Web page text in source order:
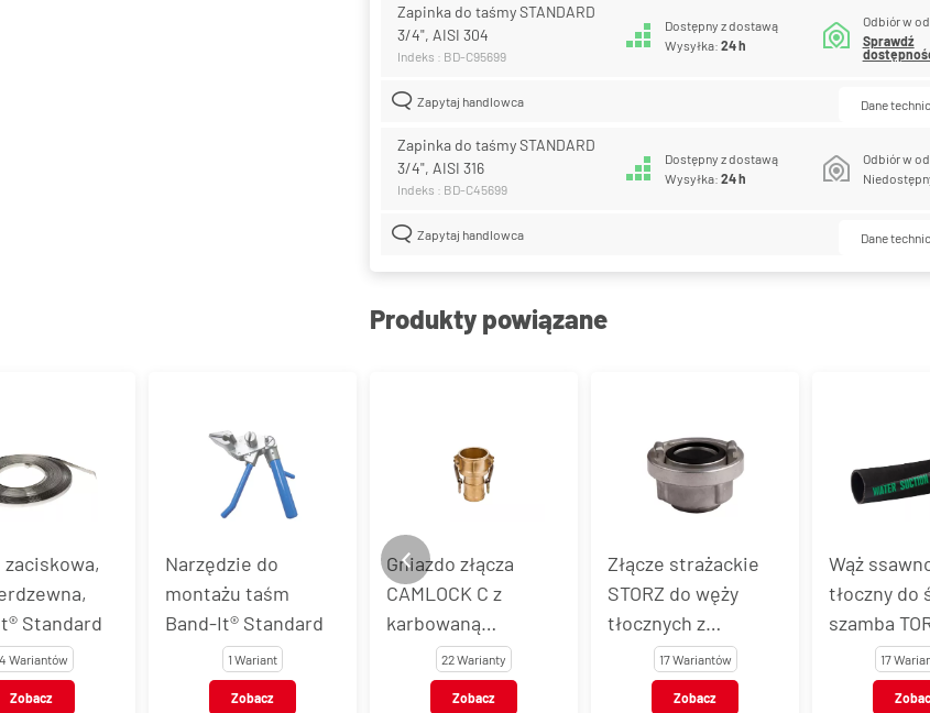
Zapinka do taśmy STANDARD
3/4", AISI 304
Indeks : BD-C95699
Dostępny z dostawą
Wysyłka:24 h
Odbiór w
Sprawdź
Zapytaj handlowca Dane
Zapinka do taśmy STANDARD
3/4", AISI 316
Indeks : BD-C45699
Dostępny z dostawą
Wysyłka:24 h
Odbiór w
Zapytaj handlowca Dane
Produkty powiązane
zaciskowa,
Standard
Wariantów
Zobacz
Narzędzie do
montażu taśm
Band-It® Standard
1 Wariant
Zobacz
Gniazdo złącza
CAMLOCK C z
karbowaną
końcówką do węża,
mosiądz
22 Warianty
Zobacz
Złącze strażackie
STORZ do węży
tłocznych z
końcówką do węża,
aluminium
17 Wariantów
Zobacz
Wąż
tłoczny do
szamba
LIGHT®
17